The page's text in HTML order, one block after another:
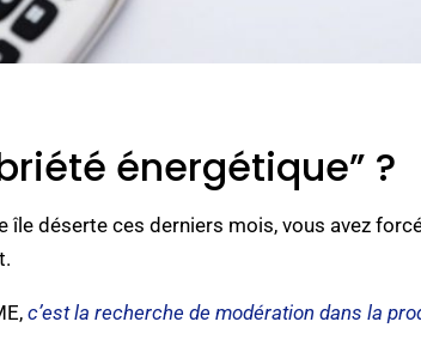
énergétique” ?
île déserte ces derniers mois, vous avez
c’est la recherche de modération dans la